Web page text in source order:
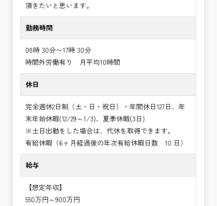
頂きたいと思います。
勤務時間
08時 30分〜17時 30分
時間外労働有り 月平均10時間
休日
完全週休2日制（土・日・祝日）・年間休日127日、年
末年始休暇(12/29～1/3)、夏季休暇(3日)
※土日出勤をした場合は、代休を取得できます。
有給休暇（6ヶ月経過後の年次有給休暇日数 10 日）
給与
【想定年収】
550万円～900万円